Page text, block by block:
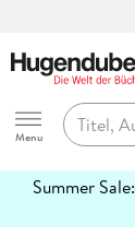
Hugendubel
Menu
Summer Sale:
erfahren